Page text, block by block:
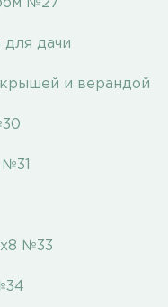
№27
для дачи
и верандой
№33